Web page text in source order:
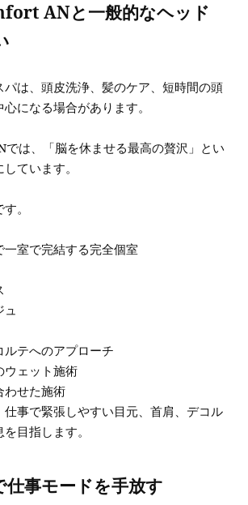
ANと一般的なヘッド
は、頭皮洗浄、髪のケア、短時間の頭
になる場合があります。
は、「脳を休ませる最高の贅沢」とい
ています。
。
一室で完結する完全個室
ュ
ルテへのアプローチ
ウェット施術
わせた施術
事で緊張しやすい目元、首肩、デコル
目指します。
仕事モードを手放す